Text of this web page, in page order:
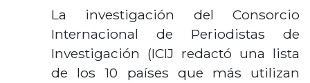
La investigación del Consorcio
Internacional de Periodistas de
Investigación (ICIJ redactó una lista
de los 10 países que más utilizan